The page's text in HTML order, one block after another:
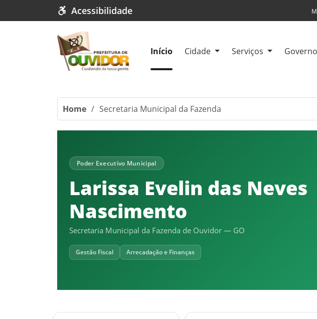
Acessibilidade
Início Cidade Serviços
Home / Secretaria Municipal da Fazenda
Poder Executivo Municipal
Larissa Evelin das Neves
Nascimento
Secretaria Municipal da Fazenda de Ouvidor — GO
Gestão Fiscal Arrecadação e Finanças